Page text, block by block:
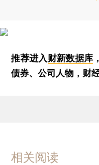
推荐进入财新数据库
债券、公司人物，财
相关阅读